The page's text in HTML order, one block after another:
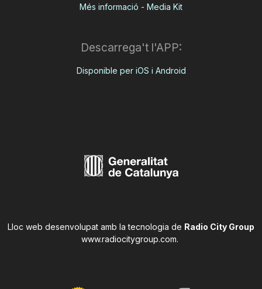
Més informació - Media Kit
Descarrega't l'APP:
Disponible per iOS i Android
Lloc web desenvolupat amb la tecnologia de Radio City Group
www.radiocitygroup.com.